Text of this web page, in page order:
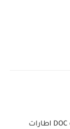
اطارات word جاهزة للكتابة عليها فارغة DOC اطارات